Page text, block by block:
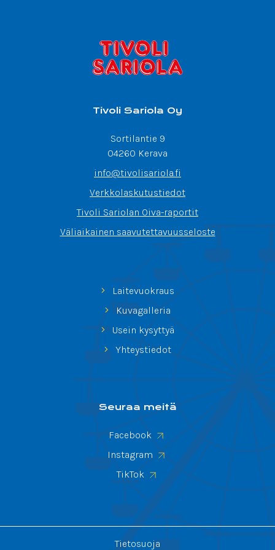
Tivoli Sariola Oy
Sortilantie 9
04260 Kerava
info@tivolisariola.fi
Verkkolaskutustiedot
Tivoli Sariolan Oiva-raportit
Väliaikainen saavutettavuusseloste
Laitevuokraus
Kuvagalleria
Usein kysyttyä
Yhteystiedot
Seuraa meitä
Facebook
Instagram
TikTok
Tietosuoja